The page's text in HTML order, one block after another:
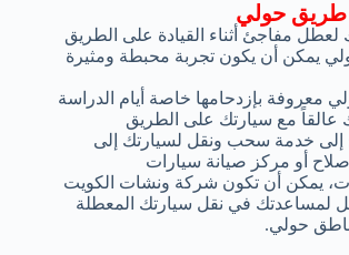
طريق حولي
مفاجئ أثناء القيادة على الطريق
يمكن أن يكون تجربة محبطة ومثيرة
معروفة بإزدحامها خاصة أيام الدراسة
عالقاً مع سيارتك على الطريق
إلى خدمة سحب ونقل لسيارتك إلى
أو مركز صيانة سيارات
يمكن أن تكون شركة ونشات الكويت
لمساعدتك في نقل سيارتك المعطلة
حولي.